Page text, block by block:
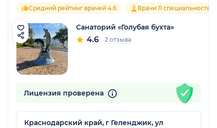
Средний рейтинг врачей 4.6 Врачи 11 специальностей
Санаторий «Голубая бухта»
4.6 2 отзыва
Лицензия проверена
Краснодарский край, г Геленджик, ул